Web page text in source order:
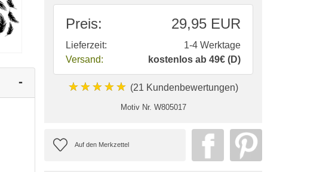
Preis: 29,95 EUR
Lieferzeit:
1-4 Werktage
Versand:
kostenlos ab 49€ (D)
★★★★★ (21 Kundenbewertungen)
Motiv Nr. W805017